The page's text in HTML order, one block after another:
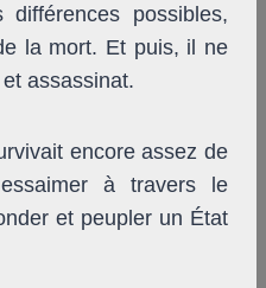
possibles,
la mort. Et puis, il ne
assassinat.
encore assez de
à travers le
et peupler un État